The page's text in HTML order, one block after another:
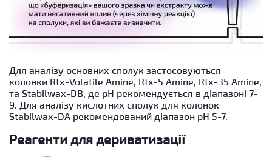
Для аналізу основних сполук застосовуються
колонки Rtx-Volatile Amine, Rtx-5 Amine, Rtx-35 Amine,
та Stabilwax-DB, де рН рекомендується в діапазоні 7-
9. Для аналізу кислотних сполук для колонок
Stabilwax-DA рекомендований діапазон pH 5-7.
Реагенти для дериватизації